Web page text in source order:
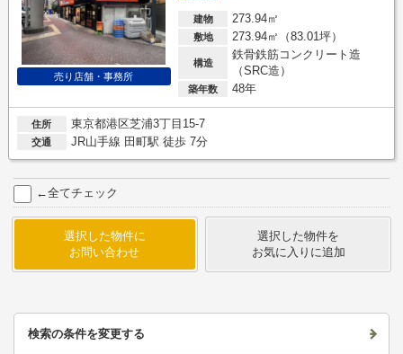
売り店舗・事務所
建物 273.94㎡
敷地 273.94㎡（83.01坪）
構造
鉄骨鉄筋コンクリート造
（SRC造）
築年数 48年
住所 東京都港区芝浦3丁目15-7
交通 JR山手線 田町駅 徒歩 7分
←全てチェック
選択した物件に
お問い合わせ
選択した物件を
お気に入りに追加
検索の条件を変更する